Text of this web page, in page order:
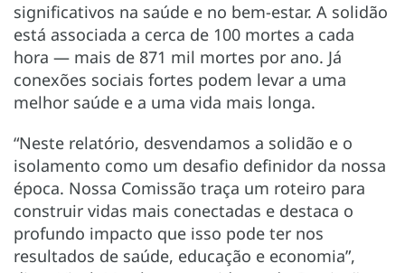
significativos na saúde e no bem-estar. A solidão
está associada a cerca de 100 mortes a cada
hora — mais de 871 mil mortes por ano. Já
conexões sociais fortes podem levar a uma
melhor saúde e a uma vida mais longa.
“Neste relatório, desvendamos a solidão e o
isolamento como um desafio definidor da nossa
época. Nossa Comissão traça um roteiro para
construir vidas mais conectadas e destaca o
profundo impacto que isso pode ter nos
resultados de saúde, educação e economia”,